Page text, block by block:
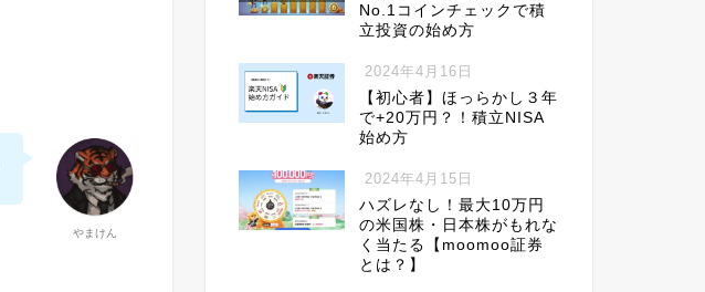
やまけん
No.1コインチェックで積
立投資の始め方
2024年4月16日
【初心者】ほっらかし３年
で+20万円？！積立NISA
始め方
2024年4月15日
ハズレなし！最大10万円
の米国株・日本株がもれな
く当たる【moomoo証券
とは？】